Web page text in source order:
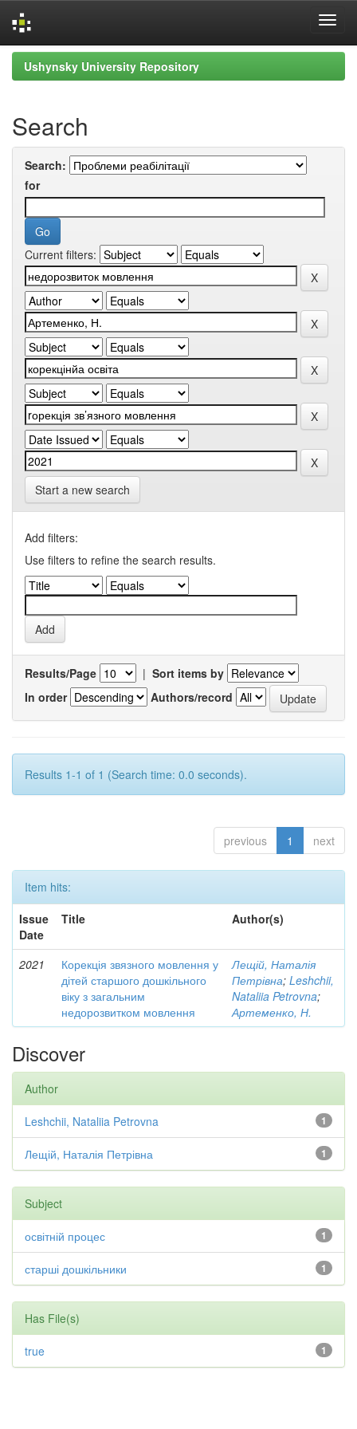
Skip
navigation
Ushynsky University Repository
Search
Search:
for
Current filters:
Start a new search
Add filters:
Use filters to refine the search results.
Results/Page | Sort items by
In order
Authors/record
Results 1-1 of 1 (Search time: 0.0 seconds).
previous 1 next
Item hits:
Issue
Date
Title Author(s)
2021
Корекція звязного мовлення у
дітей старшого дошкільного
віку з загальним
недорозвитком мовлення
Лещій, Наталія
Петрівна; Leshchii,
Nataliia Petrovna;
Артеменко, Н.
Discover
Author
1
Leshchii, Nataliia Petrovna
1
Лещій, Наталія Петрівна
Subject
1
освітній процес
1
старші дошкільники
Has File(s)
1
true